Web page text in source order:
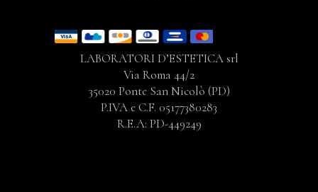
LABORATORI D’ESTETICA srl
Via Roma 44/2
35020 Ponte San Nicolò (PD)
P.IVA e C.F. 05177380283
R.E.A: PD-449249